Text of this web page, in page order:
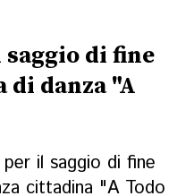
di fine
di danza "A
il saggio di fine
cittadina "A Todo